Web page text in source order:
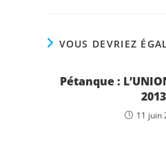
VOUS DEVRIEZ
Pétanque :
2013
11 juin